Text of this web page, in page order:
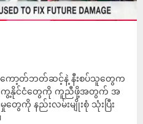
စကော့တ်ဘတ်ဆင့်နဲ့ နီးစပ်သူတွေက
ေ့နိုင်ငံတွေကို ကူညီဖို့အတွက် အ
ေကို နည်းလမ်းမျိုးစုံ သုံးပြီး